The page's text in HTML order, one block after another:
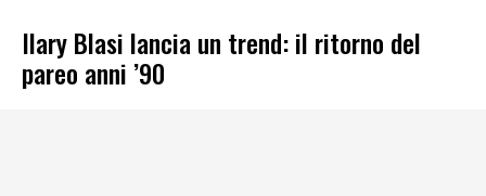
Ilary Blasi lancia un trend: il ritorno del
pareo anni ’90